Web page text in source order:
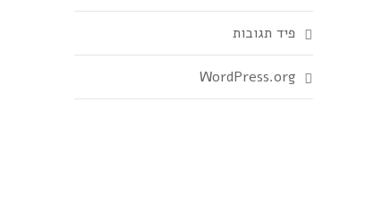
פיד תגובות
WordPress.org